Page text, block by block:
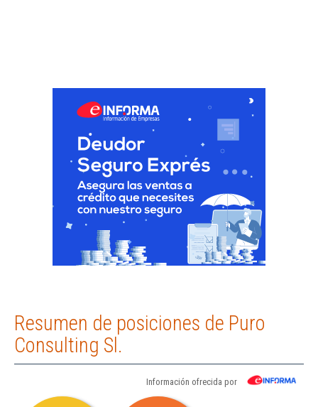
Resumen de posiciones de Puro
Consulting Sl.
Información ofrecida por